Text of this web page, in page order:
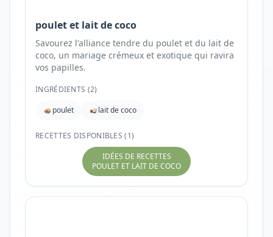
poulet et lait de coco
Savourez l'alliance tendre du poulet et du lait de
coco, un mariage crémeux et exotique qui ravira
vos papilles.
INGRÉDIENTS (2)
poulet
lait de coco
RECETTES DISPONIBLES (1)
IDÉES DE RECETTES
POULET ET LAIT DE COCO